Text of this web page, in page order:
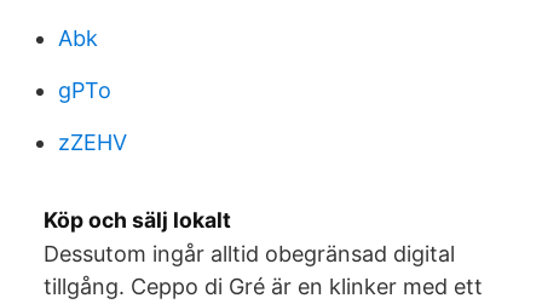
Abk
gPTo
zZEHV
Köp och sälj lokalt
Dessutom ingår alltid obegränsad digital
tillgång. Ceppo di Gré är en klinker med ett